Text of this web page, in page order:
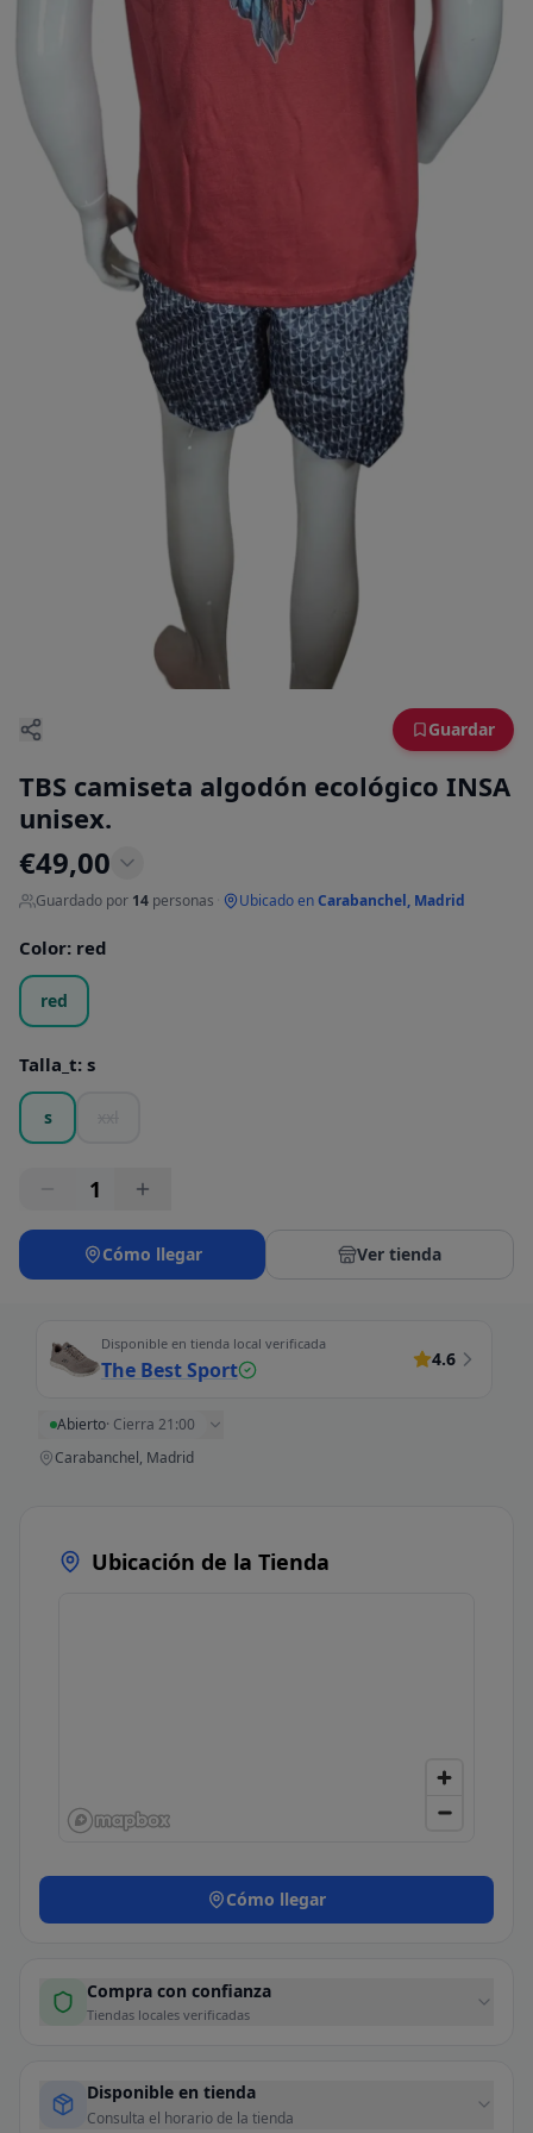
Guardar
TBS camiseta algodón ecológico INSA
unisex.
€49,00
Guardado por 14 personas Ubicado enCarabanchel, Madrid
Color: red
red
Talla_t: s
s
1
Cómo llegar Ver tienda
Disponible en tienda local verificada
The Best Sport 4.6
Abierto· Cierra 21:00
Carabanchel, Madrid
Ubicación de la Tienda
Cómo llegar
Compra con confianza
Tiendas locales verificadas
Disponible en tienda
Consulta el horario de la tienda